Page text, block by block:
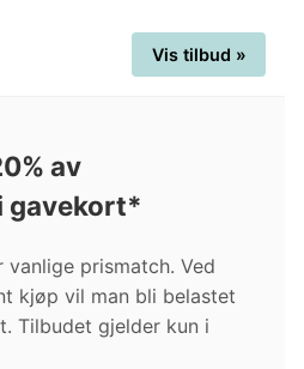
Vis tilbud »
av
gavekort*
prismatch. Ved
kjøp vil man bli belastet
Tilbudet gjelder kun i